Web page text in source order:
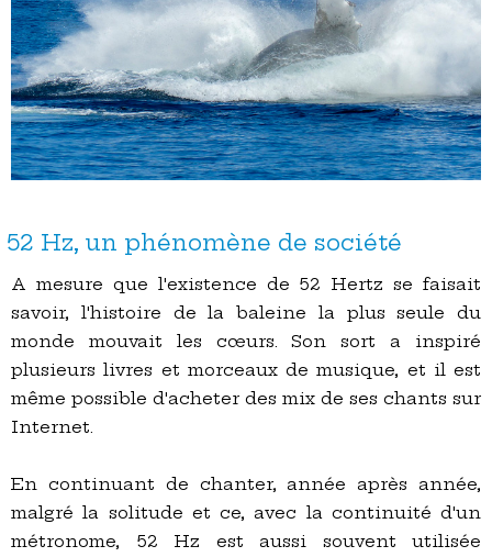
52 Hz, un phénomène de société
A mesure que l'existence de 52 Hertz se faisait
savoir, l'histoire de la baleine la plus seule du
monde mouvait les cœurs. Son sort a inspiré
plusieurs livres et morceaux de musique, et il est
même possible d'acheter des mix de ses chants sur
Internet.
En continuant de chanter, année après année,
malgré la solitude et ce, avec la continuité d'un
métronome, 52 Hz est aussi souvent utilisée